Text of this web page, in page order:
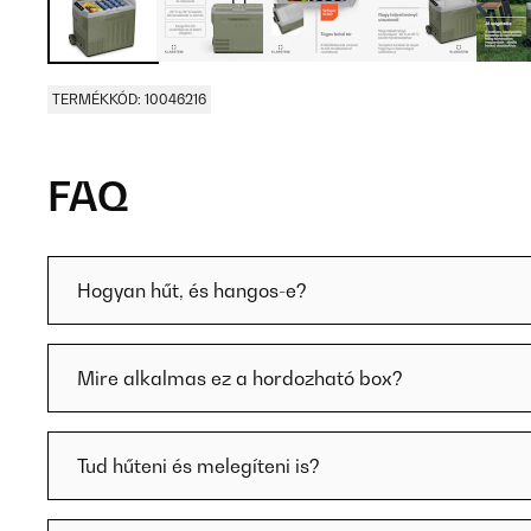
TERMÉKKÓD: 10046216
FAQ
Hogyan hűt, és hangos-e?
Mire alkalmas ez a hordozható box?
Tud hűteni és melegíteni is?